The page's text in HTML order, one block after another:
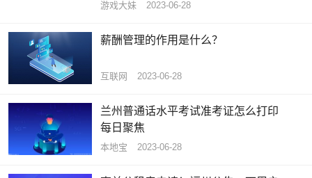
游戏大妹 2023-06-28
薪酬管理的作用是什么？
互联网 2023-06-28
兰州普通话水平考试准考证怎么打印
每日聚焦
本地宝 2023-06-28